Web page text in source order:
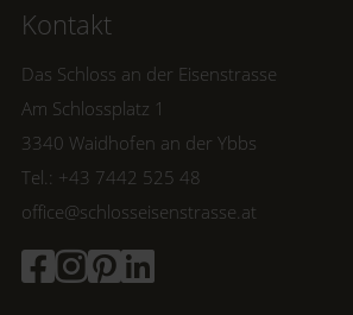
Kontakt
Das Schloss an der Eisenstrasse
Am Schlossplatz 1
3340 Waidhofen an der Ybbs
Tel.: +43 7442 525 48
office@schlosseisenstrasse.at